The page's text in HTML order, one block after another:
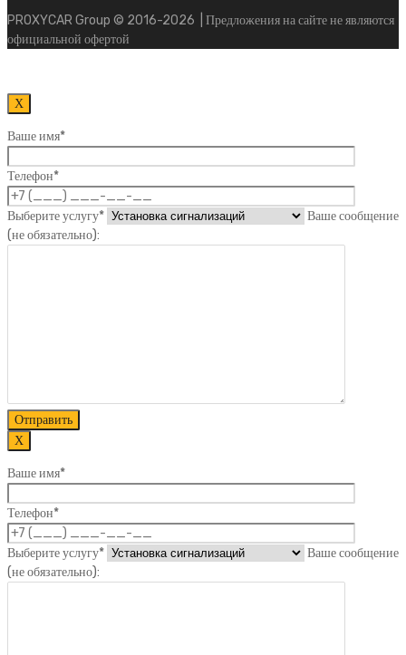
PROXYCAR Group © 2016-2026
| Предложения на сайте не являются
официальной офертой
Х
Ваше имя*
Телефон*
Выберите услугу*
Ваше сообщение
(не обязательно):
Х
Ваше имя*
Телефон*
Выберите услугу*
Ваше сообщение
(не обязательно):